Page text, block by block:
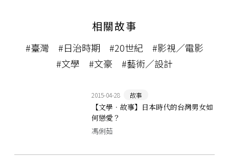
相關故事
#臺灣 #日治時期 #20世紀
#影視／電影
#文學
#文豪 #藝術／設計
2015-04-28 故事
【文學．故事】日本時代的台灣男女如
何戀愛？
馮俐茹